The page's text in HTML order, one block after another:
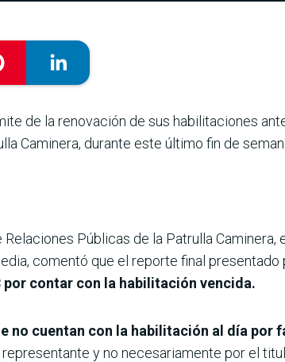
de la renovación de sus habilitaciones
Caminera, durante este último fin de
Públicas de la Patrulla
comentó que el reporte final
por contar con la habilitación vencida.
no cuentan con la habilitación al día por
y no necesariamente por el